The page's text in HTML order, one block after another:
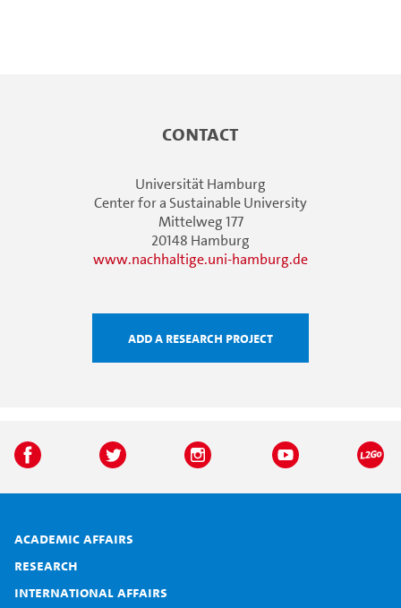
Contact
Universität Hamburg
Center for a Sustainable University
Mittelweg 177
20148 Hamburg
www.nachhaltige.uni-hamburg.de
Add a research project
Academic affairs
Research
International affairs